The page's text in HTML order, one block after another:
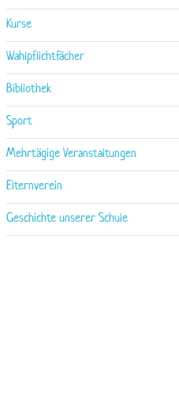
Kurse
Wahlpflichtfächer
Bibliothek
Sport
Mehrtägige Veranstaltungen
Elternverein
Geschichte unserer Schule